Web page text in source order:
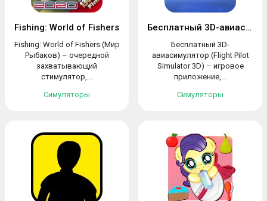
Fishing: World of Fishers
Fishing: World of Fishers (Мир
Рыбаков) – очередной
захватывающий
стимулятор,...
Симуляторы
Бесплатный 3D-авиасимулятор
Бесплатный 3D-
авиасимулятор (Flight Pilot
Simulator 3D) – игровое
приложение,...
Симуляторы